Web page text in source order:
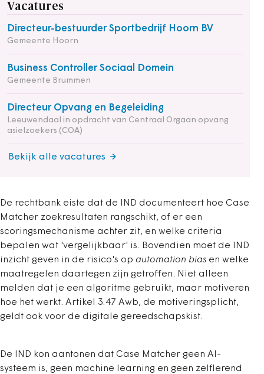
Vacatures
Directeur-bestuurder Sportbedrijf Hoorn BV
Gemeente Hoorn
Business Controller Sociaal Domein
Gemeente Brummen
Directeur Opvang en Begeleiding
Leeuwendaal in opdracht van Centraal Orgaan opvang
asielzoekers (COA)
Bekijk alle vacatures
De rechtbank eiste dat de IND documenteert hoe Case
Matcher zoekresultaten rangschikt, of er een
scoringsmechanisme achter zit, en welke criteria
bepalen wat 'vergelijkbaar' is. Bovendien moet de IND
inzicht geven in de risico's op automation bias en welke
maatregelen daartegen zijn getroffen. Niet alleen
melden dat je een algoritme gebruikt, maar motiveren
hoe het werkt. Artikel 3:47 Awb, de motiveringsplicht,
geldt ook voor de digitale gereedschapskist.
De IND kon aantonen dat Case Matcher geen AI-
systeem is, geen machine learning en geen zelflerend